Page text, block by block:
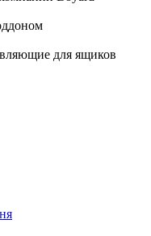
для ящиков